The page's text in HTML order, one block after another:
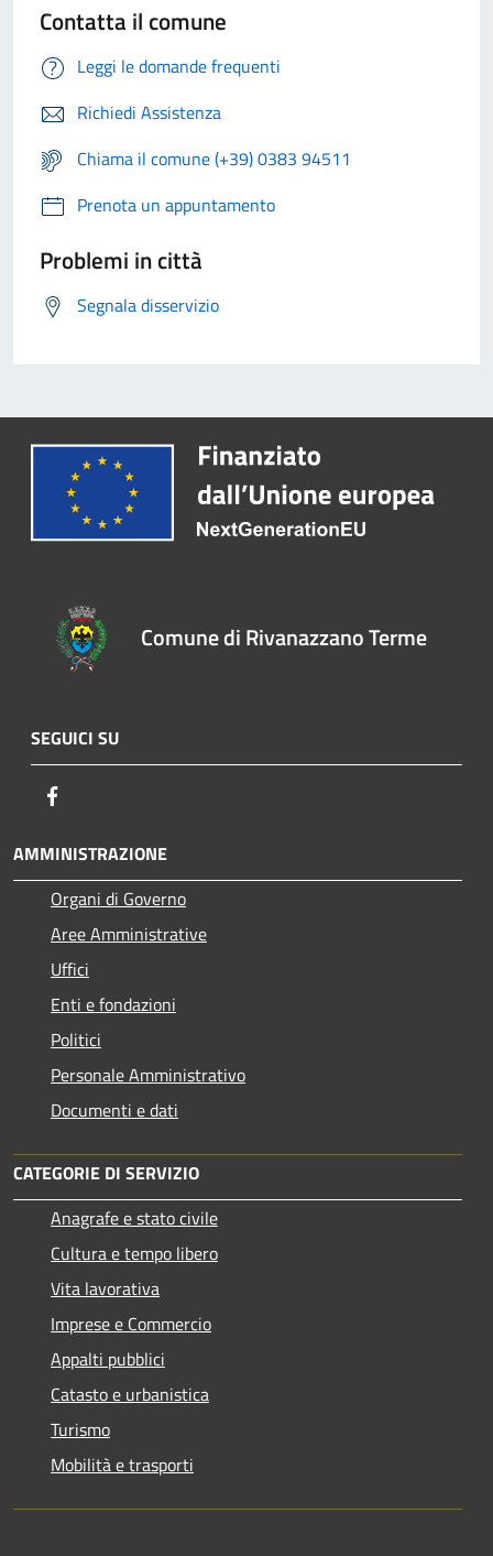
Contatta il comune
Leggi le domande frequenti
Richiedi Assistenza
Chiama il comune (+39) 0383 94511
Prenota un appuntamento
Problemi in città
Segnala disservizio
Comune di Rivanazzano Terme
SEGUICI SU
AMMINISTRAZIONE
Organi di Governo
Aree Amministrative
Uffici
Enti e fondazioni
Politici
Personale Amministrativo
Documenti e dati
CATEGORIE DI SERVIZIO
Anagrafe e stato civile
Cultura e tempo libero
Vita lavorativa
Imprese e Commercio
Appalti pubblici
Catasto e urbanistica
Turismo
Mobilità e trasporti